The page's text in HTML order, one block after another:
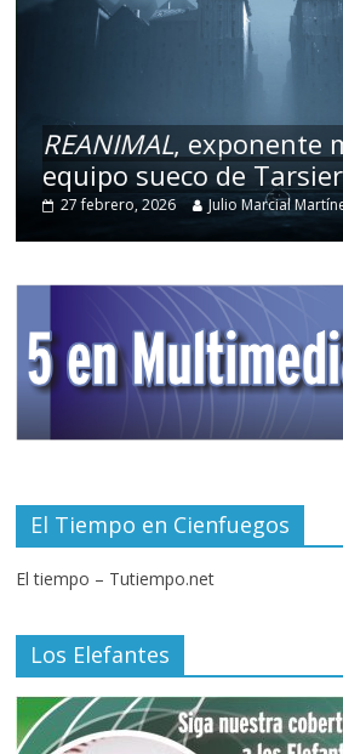
REANIMAL, exponente
equipo sueco de
27 febrero, 2026 Julio Marcial
El Tiempo en Cienfuegos
El tiempo – Tutiempo.net
Los Elefantes